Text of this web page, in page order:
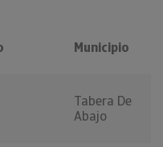
Municipio
Tabera De
Abajo